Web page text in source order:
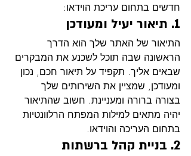
חדשים בתחום עריכת הוידאו:
1. תיאור יעיל ומעודכן
התיאור של האתר שלך הוא הדרך
הראשונה שבה תוכל לשכנע את המבקרים
שבאים אליך. תקפיד על תיאור חכם, נכון
ומעודכן, שמציין את השירותים שלך
בצורה ברורה ומעניינת. חשוב שהתיאור
יהיה מתאים למילות המפתח הרלוונטיות
בתחום העריכה והוידאו.
2. בניית קהל ברשתות